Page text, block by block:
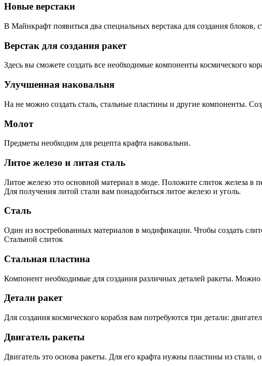
Новые верстаки
В Майнкрафт появиться два специальных верстака для создания блоков,
Верстак для создания ракет
Здесь вы сможете создать все необходимые компоненты космического
Улучшенная наковальня
На не можно создать сталь, стальные пластины и другие компоненты.
Молот
Предметы необходим для рецепта крафта наковальни.
Литое железо и литая сталь
Литое железо это основной материал в моде. Положите слиток железа в
Для получения литой стали вам понадобиться литое железо и уголь.
Сталь
Один из востребованных материалов в модификации. Чтобы создать
Стальной слиток
Стальная пластина
Компонент необходимые для создания различных деталей ракеты.
Детали ракет
Для создания космического корабля вам потребуются три детали:
Двигатель ракеты
Двигатель это основа ракеты. Для его крафта нужны пластины из